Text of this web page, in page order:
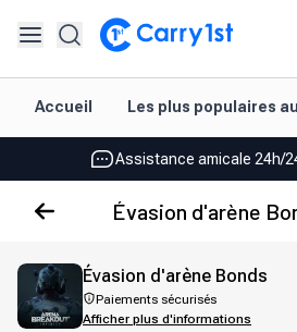
Accueil Les plus populaires
Les meilleures offres pour vos
Assistance amicale 24h/
Noté 4,45 sur Google Play et
Les meilleures offres pour vos
Évasion d'arène
Évasion d'arène Bonds
Paiements sécurisés
Afficher plus d'informations